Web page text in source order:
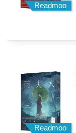
Readmoo
Readmoo